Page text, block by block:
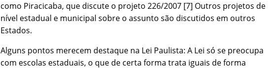
como Piracicaba, que discute o projeto 226/2007 [7] Outros projetos de
ní­vel estadual e municipal sobre o assunto são discutidos em outros
Estados.
Alguns pontos merecem destaque na Lei Paulista: A Lei só se preocupa
com escolas estaduais, o que de certa forma trata iguais de forma